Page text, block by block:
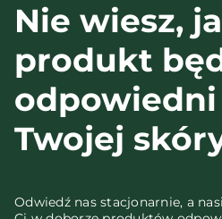
Nie wiesz,
produkt
odpowiedni
Twojej
Odwiedź nas stacjonarnie, a